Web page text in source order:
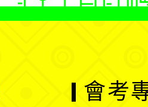
會考